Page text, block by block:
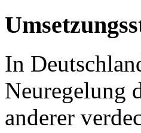
In
Neuregelung
anderer